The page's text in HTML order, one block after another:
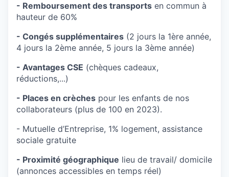
- Remboursement des transports en commun à
hauteur de 60%
- Congés supplémentaires (2 jours la 1ère année,
4 jours la 2ème année, 5 jours la 3ème année)
- Avantages CSE (chèques cadeaux,
réductions,...)
- Places en crèches pour les enfants de nos
collaborateurs (plus de 100 en 2023).
- Mutuelle d’Entreprise, 1% logement, assistance
sociale gratuite
- Proximité géographique lieu de travail/ domicile
(annonces accessibles en temps réel)